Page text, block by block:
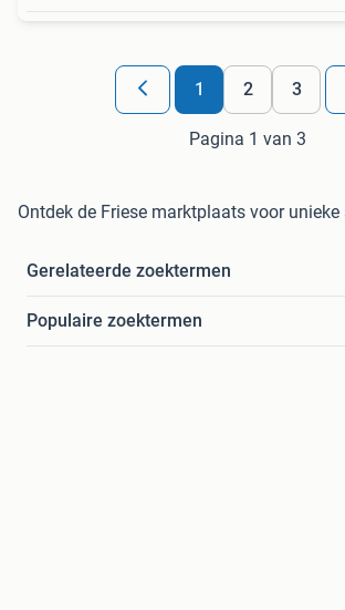
1 2 3
Pagina 1 van 3
Ontdek de Friese marktplaats voor unieke
Gerelateerde zoektermen
Populaire zoektermen